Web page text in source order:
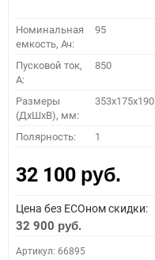
Номинальная
емкость, Ач:
95
Пусковой ток,
A:
850
Размеры
(ДхШхВ), мм:
353x175x190
Полярность: 1
32 100 руб.
Цена без ECOном скидки:
32 900 руб.
Артикул: 66895